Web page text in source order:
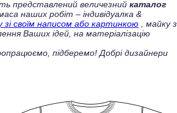
представлений величезний каталог
наших робіт – індивідуалка &
зі своїм написом або картинкою , майку з
Ваших ідей, на матеріалізацію
підберемо! Добрі дизайнери